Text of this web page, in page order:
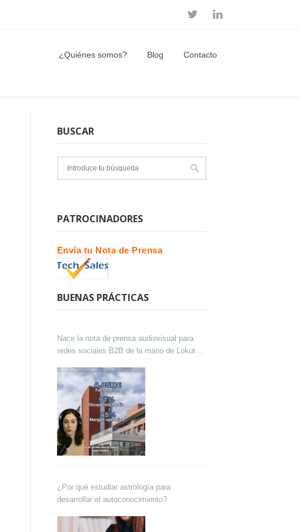
¿Quiénes somos? Blog Contacto
BUSCAR
PATROCINADORES
Envía tu Nota de Prensa
BUENAS PRÁCTICAS
Nace la nota de prensa audiovisual para
redes sociales B2B de la mano de Lokutor
¿Por qué estudiar astrología para
desarrollar el autoconocimiento?